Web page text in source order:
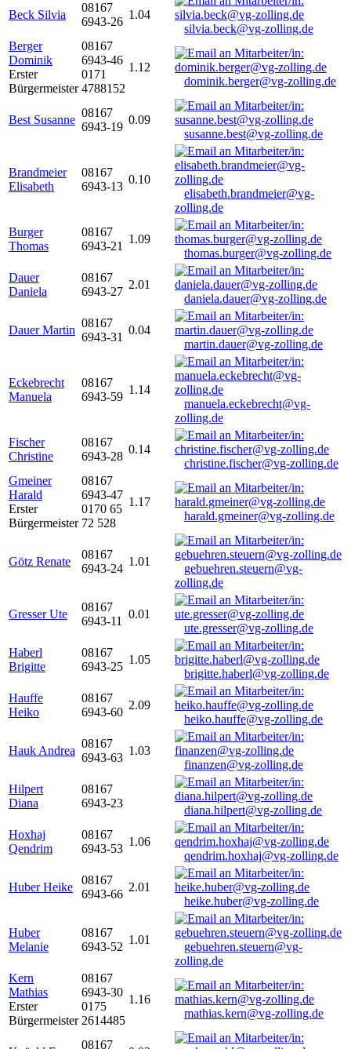
Beck Silvia
08167
6943-26
1.04
silvia.beck@vg-zolling.de
Berger
Dominik
Erster
Bürgermeister
08167
6943-46
0171
4788152
1.12
dominik.berger@vg-zolling.de
Best Susanne
08167
6943-19
0.09
susanne.best@vg-zolling.de
Brandmeier
Elisabeth
08167
6943-13
0.10
elisabeth.brandmeier@vg-
zolling.de
Burger
Thomas
08167
6943-21
1.09
thomas.burger@vg-zolling.de
Dauer
Daniela
08167
6943-27
2.01
daniela.dauer@vg-zolling.de
Dauer Martin
08167
6943-31
0.04
martin.dauer@vg-zolling.de
Eckebrecht
Manuela
08167
6943-59
1.14
manuela.eckebrecht@vg-
zolling.de
Fischer
Christine
08167
6943-28
0.14
christine.fischer@vg-zolling.de
Gmeiner
Harald
Erster
Bürgermeister
08167
6943-47
0170 65
72 528
1.17
harald.gmeiner@vg-zolling.de
Götz Renate
08167
6943-24
1.01
gebuehren.steuern@vg-
zolling.de
Gresser Ute
08167
6943-11
0.01
ute.gresser@vg-zolling.de
Haberl
Brigitte
08167
6943-25
1.05
brigitte.haberl@vg-zolling.de
Hauffe
Heiko
08167
6943-60
2.09
heiko.hauffe@vg-zolling.de
Hauk Andrea
08167
6943-63
1.03
finanzen@vg-zolling.de
Hilpert
Diana
08167
6943-23
diana.hilpert@vg-zolling.de
Hoxhaj
Qendrim
08167
6943-53
1.06
qendrim.hoxhaj@vg-zolling.de
Huber Heike
08167
6943-66
2.01
heike.huber@vg-zolling.de
Huber
Melanie
08167
6943-52
1.01
gebuehren.steuern@vg-
zolling.de
Kern
Mathias
Erster
Bürgermeister
08167
6943-30
0175
2614485
1.16
mathias.kern@vg-zolling.de
08167